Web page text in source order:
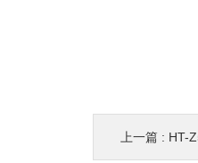
上一篇 : HT-